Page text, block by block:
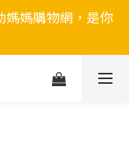
媽媽購物網，是你